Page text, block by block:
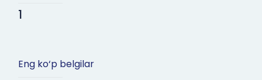
1
Eng ko‘p belgilar